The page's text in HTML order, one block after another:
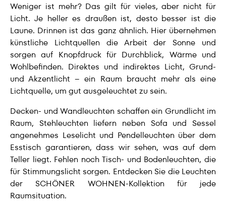
Weniger ist mehr? Das gilt für vieles, aber nicht für
Licht. Je heller es draußen ist, desto besser ist die
Laune. Drinnen ist das ganz ähnlich. Hier übernehmen
künstliche Lichtquellen die Arbeit der Sonne und
sorgen auf Knopfdruck für Durchblick, Wärme und
Wohlbefinden. Direktes und indirektes Licht, Grund-
und Akzentlicht – ein Raum braucht mehr als eine
Lichtquelle, um gut ausgeleuchtet zu sein.
Decken- und Wandleuchten schaffen ein Grundlicht im
Raum, Stehleuchten liefern neben Sofa und Sessel
angenehmes Leselicht und Pendelleuchten über dem
Esstisch garantieren, dass wir sehen, was auf dem
Teller liegt. Fehlen noch Tisch- und Bodenleuchten, die
für Stimmungslicht sorgen. Entdecken Sie die Leuchten
der SCHÖNER WOHNEN-Kollektion für jede
Raumsituation.